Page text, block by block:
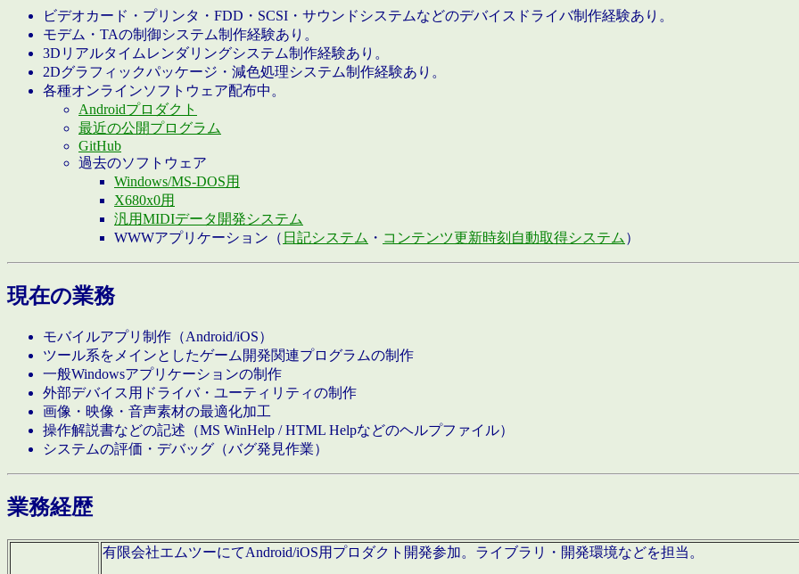
ビデオカード・プリンタ・FDD・SCSI・サウンドシステムなどのデバイスドライバ制作経験あり。
モデム・TAの制御システム制作経験あり。
3Dリアルタイムレンダリングシステム制作経験あり。
2Dグラフィックパッケージ・減色処理システム制作経験あり。
各種オンラインソフトウェア配布中。
Androidプロダクト
最近の公開プログラム
GitHub
過去のソフトウェア
Windows/MS-DOS用
X680x0用
汎用MIDIデータ開発システム
WWWアプリケーション（ 日記システム ・ コンテンツ更新時刻自動取得システム ）
現在の業務
モバイルアプリ制作（Android/iOS）
ツール系をメインとしたゲーム開発関連プログラムの制作
一般Windowsアプリケーションの制作
外部デバイス用ドライバ・ユーティリティの制作
画像・映像・音声素材の最適化加工
操作解説書などの記述（MS WinHelp / HTML Helpなどのヘルプファイル）
システムの評価・デバッグ（バグ発見作業）
業務経歴
有限会社エムツーにてAndroid/iOS用プロダクト開発参加。ライブラリ・開発環境などを担当。